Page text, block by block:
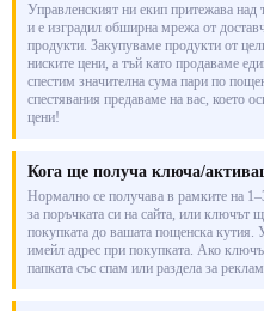
Управленският ни екип притежава
и е изградил обширна мрежа от
продукти. Закупуваме продукти от
ниските цени, а тъй като продаваме
спестим значителна сума пари по
спестявания предаваме на вас, което
цени!
Кога ще получа ключа/
Нормално се получава в рамките на
за поръчката си на сайта, или ключът
покупката до вашата пощенска кутия.
имейл адрес при покупката. Ако
папката със спам или раздела за